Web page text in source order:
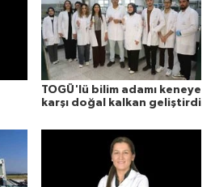
TOGÜ'lü bilim adamı keneye
karşı doğal kalkan geliştirdi